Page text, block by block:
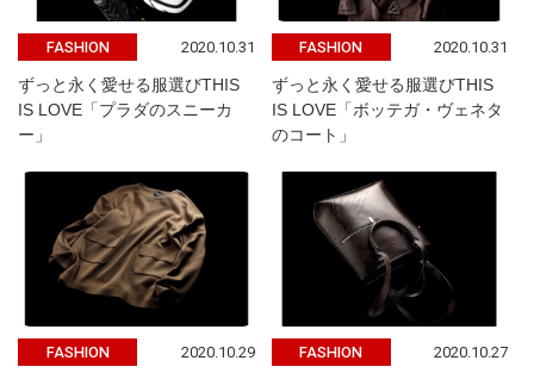
FASHION 2020.10.31
ずっと永く愛せる服選びTHIS
IS LOVE「プラダのスニーカ
ー」
FASHION 2020.10.31
ずっと永く愛せる服選びTHIS
IS LOVE「ボッテガ・ヴェネタ
のコート」
FASHION 2020.10.29 FASHION 2020.10.27